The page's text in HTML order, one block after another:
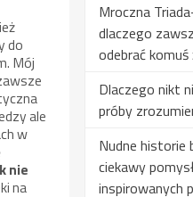
do
Mój
ale
w
nie
na
Mroczna
dlaczego
odebrać komuś
Dlaczego nikt
próby
Nudne historie
ciekawy
inspirowanych